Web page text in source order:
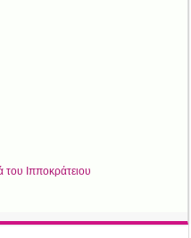
του Ιπποκράτειου